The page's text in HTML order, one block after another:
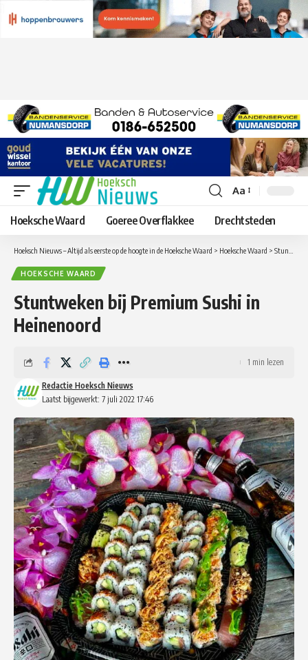
Lettergrootte
aanpassen
Aa
Hoeksche Waard Goeree Overflakkee Drechtsteden
Hoeksch Nieuws – Altijd als eerste op de hoogte in de Hoeksche Waard > Hoeksche Waard > Stuntweken bij Premium Sushi in Heinenoord
HOEKSCHE WAARD
Stuntweken bij Premium Sushi in
Heinenoord
Laatst bijgewerkt: 7 juli 2022 17:46
Redactie Hoeksch Nieuws
1 min lezen